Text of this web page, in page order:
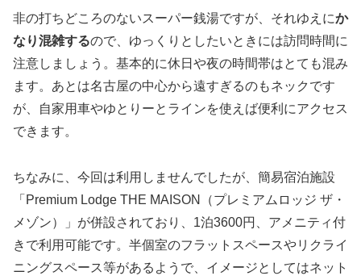
非の打ちどころのないスーパー銭湯ですが、それゆえにか
なり混雑するので、ゆっくりとしたいときには訪問時間に
注意しましょう。基本的に休日や夜の時間帯はとても混み
ます。あとは名古屋の中心から遠すぎるのもネックです
が、自家用車やゆとりーとラインを使えば便利にアクセス
できます。
ちなみに、今回は利用しませんでしたが、簡易宿泊施設
「Premium Lodge THE MAISON（プレミアムロッジ ザ・
メゾン）」が併設されており、1泊3600円、アメニティ付
きで利用可能です。半個室のフラットスペースやリクライ
ニングスペース等があるようで、イメージとしてはネット